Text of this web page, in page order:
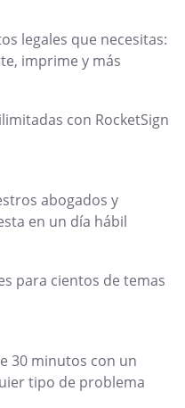
legales que necesitas:
imprime y más
con RocketSign
abogados y
en un día hábil
para cientos de temas
30 minutos con un
tipo de problema